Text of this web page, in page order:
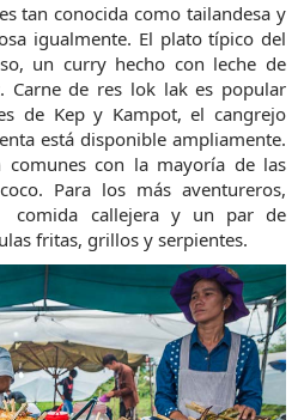
tan conocida como tailandesa y
igualmente. El plato típico del
un curry hecho con leche de
Carne de res lok lak es popular
de Kep y Kampot, el cangrejo
está disponible ampliamente.
con la mayoría de las
Para los más aventureros,
comida callejera y un par de
fritas, grillos y serpientes.